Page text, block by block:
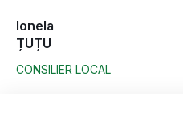
Ionela
ȚUȚU
CONSILIER LOCAL